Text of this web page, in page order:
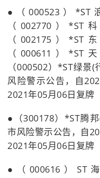
●（000523）*ST
（002770）*ST
（002175）*ST
（000611）*ST
（000502）*ST绿景
风险警示公告，自
2021年05月06日复牌
●（300178）*ST腾
市风险警示公告，自
2021年05月06日复牌
●（000616）ST